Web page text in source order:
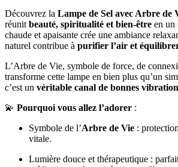
Découvrez la Lampe de Sel avec Arbre de
réunit beauté, spiritualité et bien-être en un
chaude et apaisante crée une ambiance
naturel contribue à purifier l’air et
L’Arbre de Vie, symbole de force, de
transforme cette lampe en bien plus qu’un
c’est un véritable canal de bonnes
💫 Pourquoi vous allez l’adorer :
Symbole de l’Arbre de Vie :
vitale.
Lumière douce et thérapeutique :